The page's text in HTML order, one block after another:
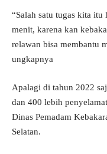
“Salah satu tugas kita
menit, karena kan
relawan bisa membantu
ungkapnya
Apalagi di tahun 2022
dan 400 lebih
Dinas Pemadam
Selatan.